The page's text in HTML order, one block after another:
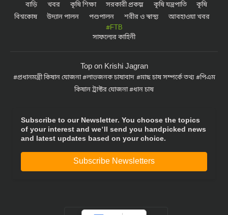
বাড়ি খবর কৃষি শিক্ষা সরকারী প্রকল্প কৃষি যন্ত্রপাতি
কৃষি
বিশ্বকোষ
উদ্যান পালন পশুপালন শরীর ও স্বাস্থ্য
আবহাওয়া খবর
#FTB
সাফল্যের কাহিনী
Top on Krishi Jagran
প্রধানমন্ত্রী কিষান যোজনা লাভজনক চাষাবাদ মাছ চাষ সম্পর্কে তথ্য
পিএম
কিষান ট্রাক্টর যোজনা ধান চাষ
Subscribe to our Newsletter. You choose the topics
of your interest and we'll send you handpicked news
and latest updates based on your choice.
Subscribe Newsletters